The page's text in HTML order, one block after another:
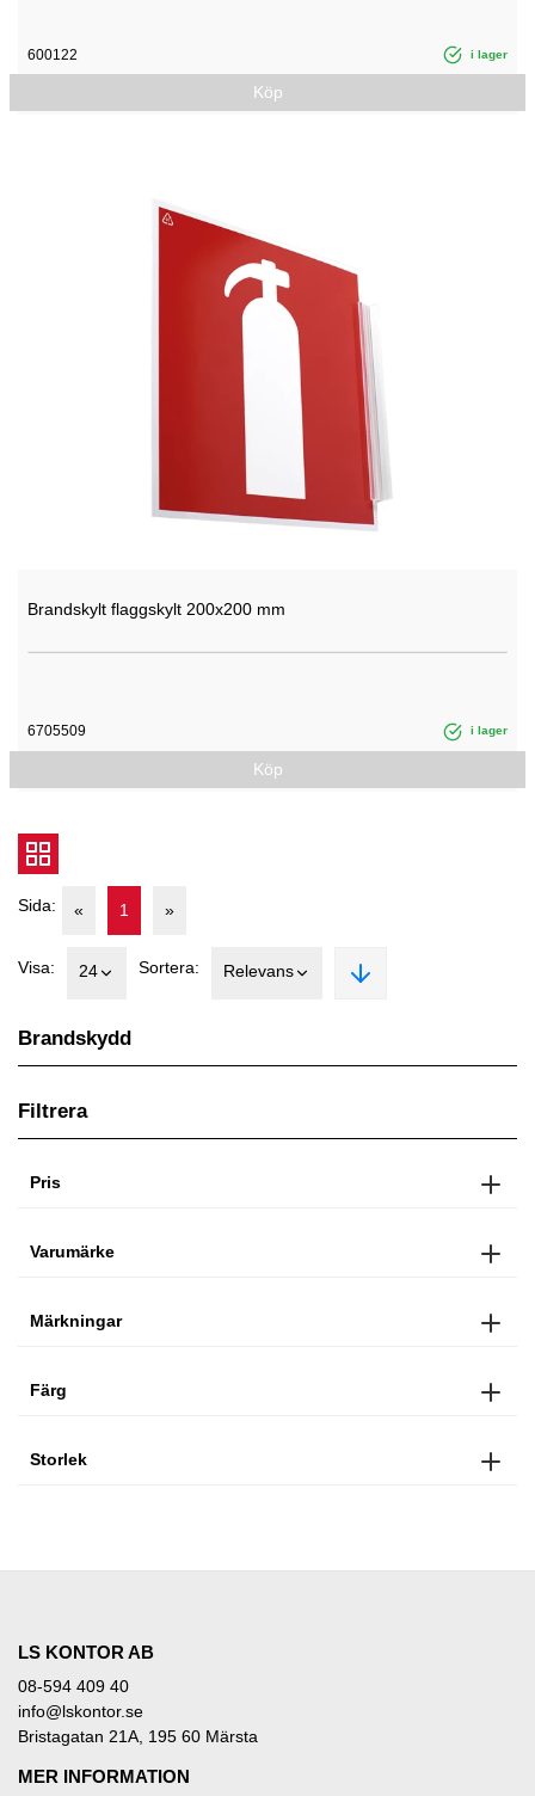
Brandskydd
Filtrera
Pris
Varumärke
Märkningar
Färg
Storlek
600122 i lager
Köp
Brandskylt flaggskylt 200x200 mm
6705509 i lager
Köp
Sida: « 1 »
Visa: 24 Sortera: Relevans
LS KONTOR AB
08-594 409 40
info@lskontor.se
Bristagatan 21A, 195 60 Märsta
MER INFORMATION